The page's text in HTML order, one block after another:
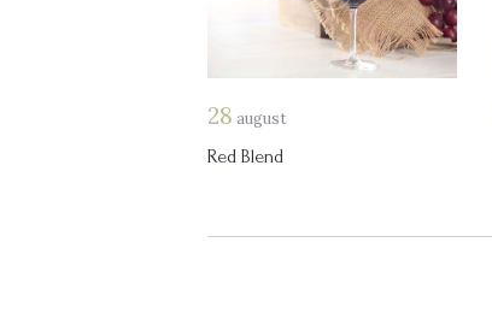
28 august
Red Blend